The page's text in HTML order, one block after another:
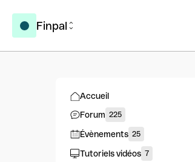
Finpal
Accueil
Forum 225
Évènements 25
Tutoriels vidéos 7